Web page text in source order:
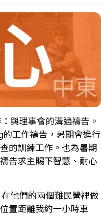
與理事會的溝通禱告。
工作禱告，暑期會進行
的訓練工作。也為暑期
告求主賜下智慧、耐心
他們的兩個難民營裡做
置距離我約一小時車